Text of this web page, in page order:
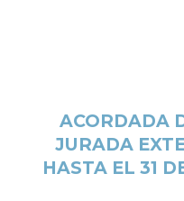
ACORDADA
JURADA
HASTA EL 31